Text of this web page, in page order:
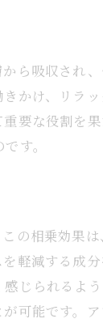
ら吸収され
かけ、リラ
要な役割を
す。
の相乗効果
軽減する成
じられるよ
可能です。